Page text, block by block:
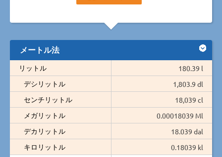
メートル法
リットル
180.39 l
デシリットル
1,803.9 dl
センチリットル
18,039 cl
メガリットル
0.00018039 Ml
デカリットル
18.039 dal
キロリットル
0.18039 kl